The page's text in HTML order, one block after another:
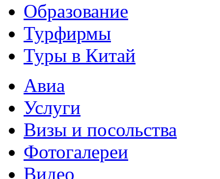
Образование
Турфирмы
Туры в Китай
Авиа
Услуги
Визы и посольства
Фотогалереи
Видео